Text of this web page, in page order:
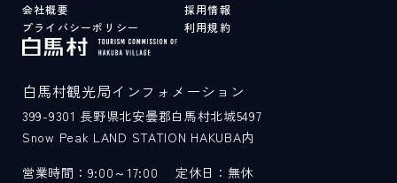
会社概要
採用情報
プライバシーポリシー
利用規約
白馬村観光局インフォメーション
399-9301 長野県北安曇郡白馬村北城5497
Snow Peak LAND STATION HAKUBA内
営業時間：9:00～17:00
定休日：無休